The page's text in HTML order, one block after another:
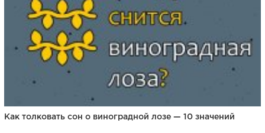
Как толковать сон о виноградной лозе — 10 значений